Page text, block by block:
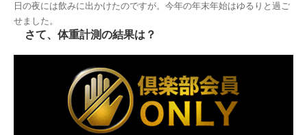
日の夜には飲みに出かけたのですが。今年の年末年始はゆるりと過ご
せました。
さて、体重計測の結果は？